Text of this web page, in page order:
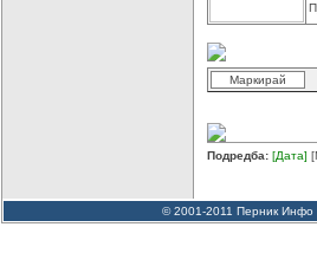
Подредба: [Дата]
© 2001-2011 Перник Инфо